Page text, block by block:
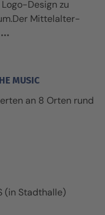
Design zu
Mittelalter-
MUSIC
an 8 Orten rund
(in Stadthalle)